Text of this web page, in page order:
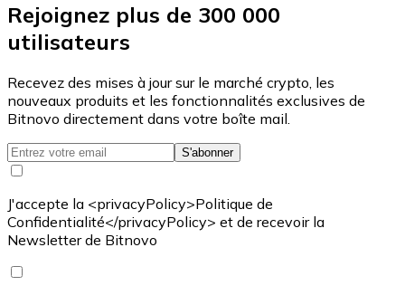
Rejoignez plus de 300 000
utilisateurs
Recevez des mises à jour sur le marché crypto, les
nouveaux produits et les fonctionnalités exclusives de
Bitnovo directement dans votre boîte mail.
S'abonner
J'accepte la <privacyPolicy>Politique de
Confidentialité</privacyPolicy> et de recevoir la
Newsletter de Bitnovo